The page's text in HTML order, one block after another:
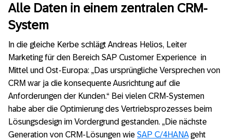
Alle Daten in einem zentralen CRM-
System
In die gleiche Kerbe schlägt Andreas Helios, Leiter
Marketing für den Bereich SAP Customer Experience in
Mittel und Ost-Europa: „Das ursprüngliche Versprechen von
CRM war ja die konsequente Ausrichtung auf die
Anforderungen der Kunden.“ Bei vielen CRM-Systemen
habe aber die Optimierung des Vertriebsprozesses beim
Lösungsdesign im Vordergrund gestanden. „Die nächste
Generation von CRM-Lösungen wie SAP C/4HANAgeht